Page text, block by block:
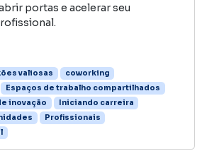
portas e acelerar seu
valiosas
coworking
Espaços de trabalho compartilhados
inovação
Iniciando carreira
Profissionais